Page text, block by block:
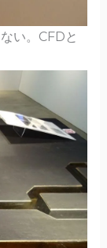
い。CFDと